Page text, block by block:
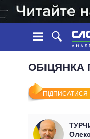
СТРІЧКА
ПОДІЇ
СТАТТІ
ДУМКИ
УСІ
ОБІЦЯНКА
ПІДПИСАТИСЯ